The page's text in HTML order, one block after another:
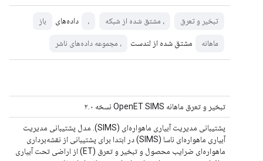
تبخیر و تعرق ، مشتق شده از شبکه ، داده‌های باز
ماهانه مشتق شده از لندست ، مجموعه داده‌های ناشر
تبخیر و تعرق ماهانه OpenET SIMS نسخه ۲.۰
پشتیبانی مدیریت آبیاری ماهواره‌ای (SIMS). مدل پشتیبانی مدیریت
آبیاری ماهواره‌ای ناسا (SIMS) در ابتدا برای پشتیبانی از نقشه‌برداری
ماهواره‌ای ضرایب محصول و تبخیر و تعرق (ET) از اراضی تحت آبیاری